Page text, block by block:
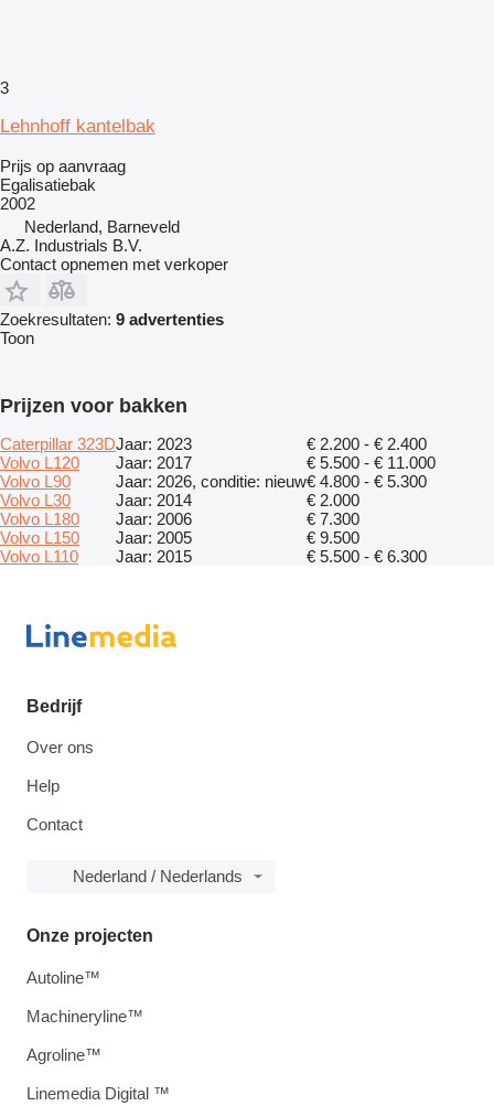
3
Lehnhoff kantelbak
Prijs op aanvraag
Egalisatiebak
2002
Nederland, Barneveld
A.Z. Industrials B.V.
Contact opnemen met verkoper
Zoekresultaten: 9 advertenties
Toon
Prijzen voor bakken
Caterpillar 323DJaar: 2023
€ 2.200 - € 2.400
Volvo L120
Jaar: 2017
€ 5.500 - € 11.000
Volvo L90
Jaar: 2026, conditie: nieuw€ 4.800 - € 5.300
Volvo L30
Jaar: 2014
€ 2.000
Volvo L180
Jaar: 2006
€ 7.300
Volvo L150
Jaar: 2005
€ 9.500
Volvo L110
Jaar: 2015 € 5.500 - € 6.300
Bedrijf
Over ons
Help
Contact
Nederland / Nederlands
Onze projecten
Autoline™
Machineryline™
Agroline™
Linemedia Digital ™